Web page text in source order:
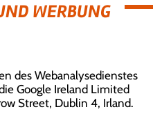
WERBUNG
des Webanalysedienstes
Google Ireland Limited
Street, Dublin 4, Irland.